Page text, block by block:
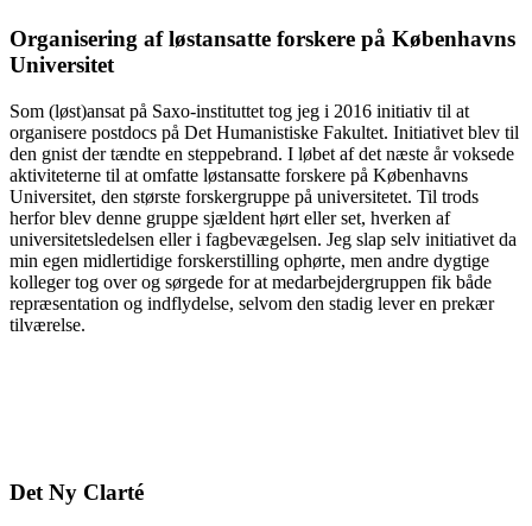
Organisering af løstansatte forskere på Københavns
Universitet
Som (løst)ansat på Saxo-instituttet tog jeg i 2016 initiativ til at
organisere postdocs på Det Humanistiske Fakultet. Initiativet blev til
den gnist der tændte en steppebrand. I løbet af det næste år voksede
aktiviteterne til at omfatte løstansatte forskere på Københavns
Universitet, den største forskergruppe på universitetet. Til trods
herfor blev denne gruppe sjældent hørt eller set, hverken af
universitetsledelsen eller i fagbevægelsen. Jeg slap selv initiativet da
min egen midlertidige forskerstilling ophørte, men andre dygtige
kolleger tog over og sørgede for at medarbejdergruppen fik både
repræsentation og indflydelse, selvom den stadig lever en prekær
tilværelse.
Det Ny Clarté